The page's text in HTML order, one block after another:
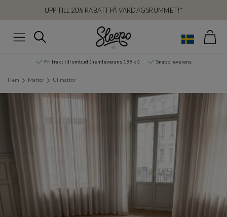
UPP TILL 20% RABATT PÅ VARDAGSRUMMET!*
Sök
Fri frakt till ombud (hemleverans 199 kr) Snabb leverans
Hem Mattor Ullmattor